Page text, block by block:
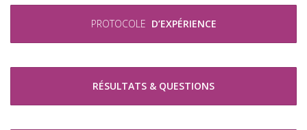
PROTOCOLE D’EXPÉRIENCE
RÉSULTATS & QUESTIONS